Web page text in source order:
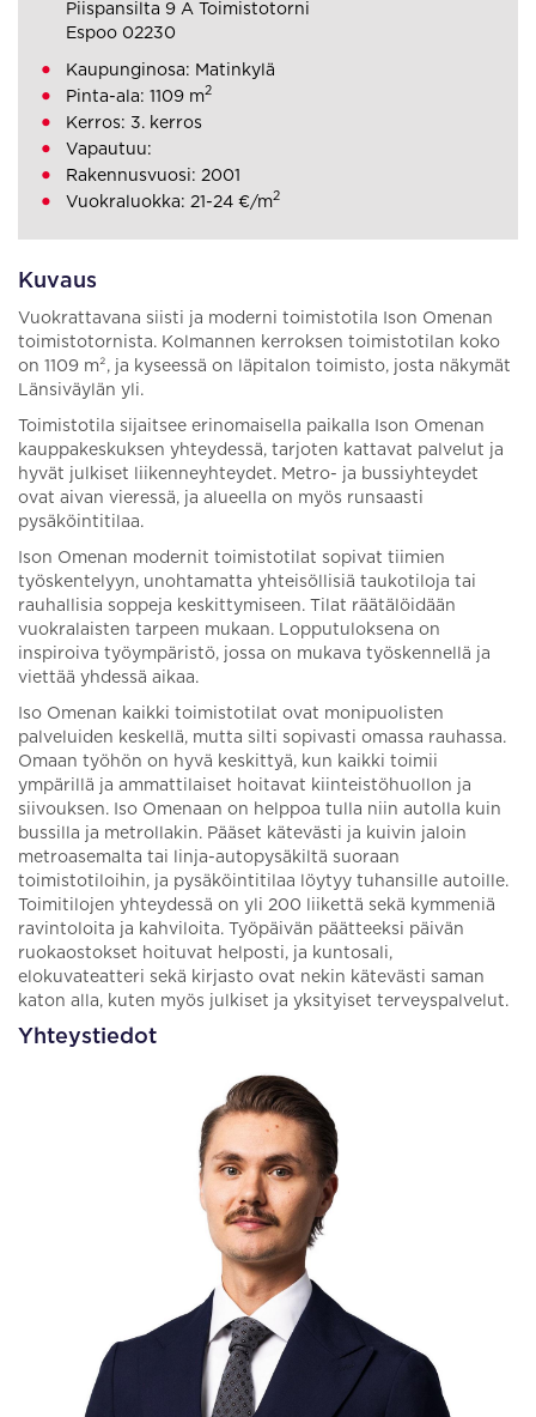
Kuvaus
Vuokrattavana siisti ja moderni toimistotila Ison Omenan
toimistotornista. Kolmannen kerroksen toimistotilan koko
on 1109 m², ja kyseessä on läpitalon toimisto, josta näkymät
Länsiväylän yli.
Toimistotila sijaitsee erinomaisella paikalla Ison Omenan
kauppakeskuksen yhteydessä, tarjoten kattavat palvelut ja
hyvät julkiset liikenneyhteydet. Metro- ja bussiyhteydet
ovat aivan vieressä, ja alueella on myös runsaasti
pysäköintitilaa.
Ison Omenan modernit toimistotilat sopivat tiimien
työskentelyyn, unohtamatta yhteisöllisiä taukotiloja tai
rauhallisia soppeja keskittymiseen. Tilat räätälöidään
vuokralaisten tarpeen mukaan. Lopputuloksena on
inspiroiva työympäristö, jossa on mukava työskennellä ja
viettää yhdessä aikaa.
Iso Omenan kaikki toimistotilat ovat monipuolisten
palveluiden keskellä, mutta silti sopivasti omassa rauhassa.
Omaan työhön on hyvä keskittyä, kun kaikki toimii
ympärillä ja ammattilaiset hoitavat kiinteistöhuollon ja
siivouksen. Iso Omenaan on helppoa tulla niin autolla kuin
bussilla ja metrollakin. Pääset kätevästi ja kuivin jaloin
metroasemalta tai linja-autopysäkiltä suoraan
toimistotiloihin, ja pysäköintitilaa löytyy tuhansille autoille.
Toimitilojen yhteydessä on yli 200 liikettä sekä kymmeniä
ravintoloita ja kahviloita. Työpäivän päätteeksi päivän
ruokaostokset hoituvat helposti, ja kuntosali,
elokuvateatteri sekä kirjasto ovat nekin kätevästi saman
katon alla, kuten myös julkiset ja yksityiset terveyspalvelut.
Yhteystiedot
Piispansilta 9 A Toimistotorni
Espoo 02230
Kaupunginosa: Matinkylä
Pinta-ala: 1109 m2
Kerros: 3. kerros
Vapautuu:
Rakennusvuosi: 2001
Vuokraluokka: 21-24 €/m2